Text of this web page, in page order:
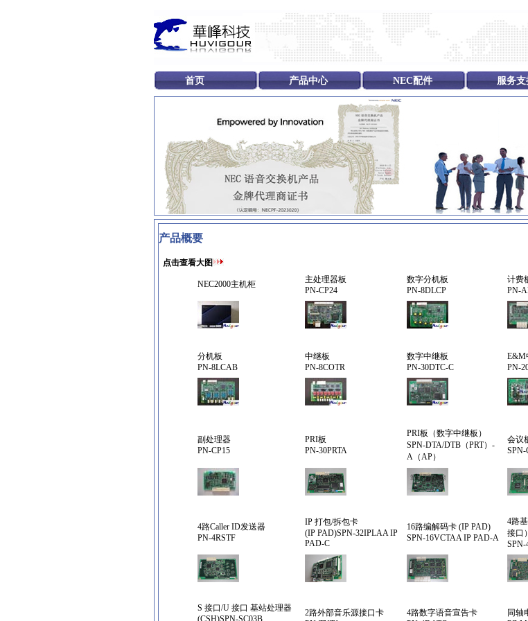
首页 产品中心 NEC配件 服务支
产品概要
点击查看大图
NEC2000主机柜
主处理器板
PN-CP24
数字分机板
PN-8DLCP
计费
PN-
分机板
PN-8LCAB
中继板
PN-8COTR
数字中继板
PN-30DTC-C
E&M
PN-
副处理器
PN-CP15
PRI板
PN-30PRTA
PRI板（数字中继板）
SPN-DTA/DTB（PRT）-
A（AP）
会议
SPN-
4路Caller ID发送器
PN-4RSTF
IP 打包/拆包卡
(IP PAD)SPN-32IPLAA IP
PAD-C
16路编解码卡 (IP PAD)
SPN-16VCTAA IP PAD-A
4路
接口）
S 接口/U 接口 基站处理器
2路外部音乐源接口卡
4路数字语音宣告卡
同轴